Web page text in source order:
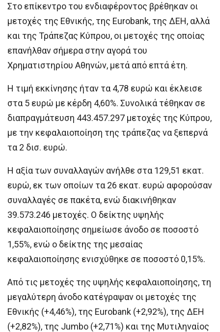
Στο επίκεντρο του ενδιαφέροντος βρέθηκαν οι
μετοχές της Εθνικής, της Eurobank, της ΔΕΗ, αλλά
και της Τράπεζας Κύπρου, οι μετοχές της οποίας
επανήλθαν σήμερα στην αγορά του
Χρηματιστηρίου Αθηνών, μετά από επτά έτη.
Η τιμή εκκίνησης ήταν τα 4,78 ευρώ και έκλεισε
στα 5 ευρώ με κέρδη 4,60%. Συνολικά τέθηκαν σε
διαπραγμάτευση 443.457.297 μετοχές της Κύπρου,
με την κεφαλαιοποίηση της τράπεζας να ξεπερνά
τα 2 δισ. ευρώ.
Η αξία των συναλλαγών ανήλθε στα 129,51 εκατ.
ευρώ, εκ των οποίων τα 26 εκατ. ευρώ αφορούσαν
συναλλαγές σε πακέτα, ενώ διακινήθηκαν
39.573.246 μετοχές. Ο δείκτης υψηλής
κεφαλαιοποίησης σημείωσε άνοδο σε ποσοστό
1,55%, ενώ ο δείκτης της μεσαίας
κεφαλαιοποίησης ενισχύθηκε σε ποσοστό 0,15%.
Από τις μετοχές της υψηλής κεφαλαιοποίησης, τη
μεγαλύτερη άνοδο κατέγραψαν οι μετοχές της
Εθνικής (+4,46%), της Eurobank (+2,92%), της ΔΕΗ
(+2,82%), της Jumbo (+2,71%) και της Μυτιληναίος